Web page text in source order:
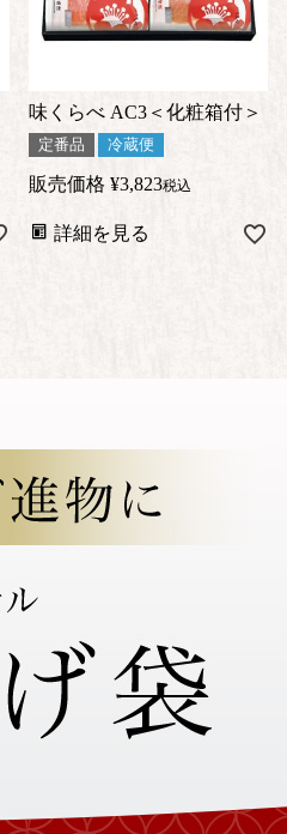
味くらべ AC3＜化粧箱付＞
定番品 冷蔵便
販売価格 ¥3,823税込
詳細を見る